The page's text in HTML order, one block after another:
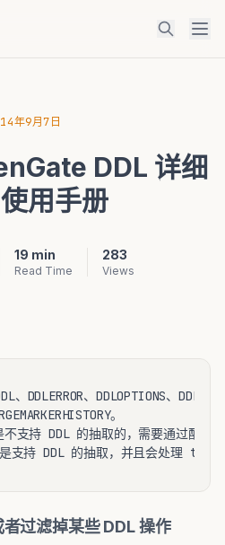
年9月7日
DDL 详细
用手册
19 min
Read Time
283
Views
DDLERROR、DDLOPTIONS、
。
支持 DDL 的抽取的，需要通过配置
过滤掉某些 DDL 操作